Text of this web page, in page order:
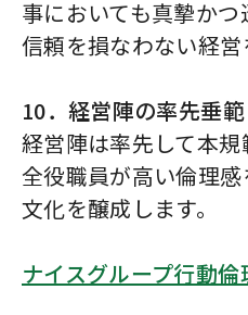
事においても真摯か
信頼を損なわない経営
10．経営陣の率先垂
経営陣は率先して本規
全役職員が高い倫理
文化を醸成します。
ナイスグループ行動